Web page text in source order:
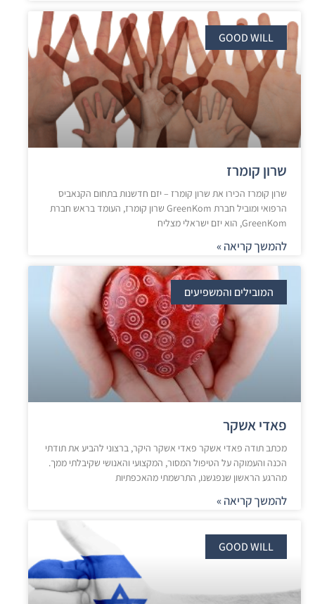
GOOD WILL
שרון קומרז
שרון קומרז הכירו את שרון קומרז – יזם חדשנות בתחום הקנאביס
הרפואי ומוביל חברת GreenKom שרון קומרז, העומד בראש חברת
GreenKom, הוא יזם ישראלי מצליח
להמשך קריאה »
המובילים והמשפיעים
פאדי אשקר
מכתב תודה פאדי אשקר פאדי אשקר היקר, ברצוני להביע את תודתי
הכנה והעמוקה על הטיפול המסור, המקצועי והאנושי שקיבלתי ממך.
מהרגע הראשון שנפגשנו, התרשמתי מהאכפתיות
להמשך קריאה »
GOOD WILL